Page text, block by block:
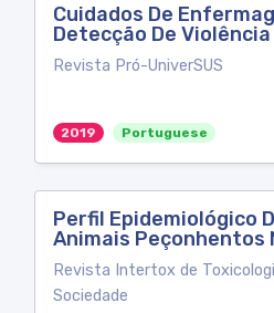
Cuidados De
Detecção De
Revista Pró-UniverSUS
2019 Portuguese
Perfil Epidemiológico
Animais Peçonhentos
Revista Intertox de
Sociedade